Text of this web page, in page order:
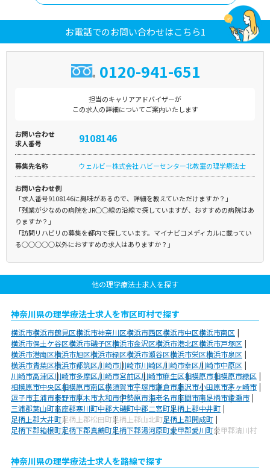
お電話でのお問い合わせはこちら1
0120-941-651
担当のキャリアアドバイザーが
この求人の詳細についてご案内いたします
お問い合わせ
求人番号
9108146
募集先名称 ウェルビー株式会社 ハビーセンター北教室の理学療法士
お問い合わせ例
「求人番号9108146に興味があるので、詳細を教えていただけますか？」
「残業が少なめの病院をJR○○線の沿線で探していますが、おすすめの病院はあ
りますか？」
「訪問リハビリの募集を都内で探しています。マイナビコメディカルに載ってい
る○○○○○以外におすすめの求人はありますか？」
他の理学療法士求人を探す
神奈川県の理学療法士求人を市区町村で探す
横浜市横浜市鶴見区横浜市神奈川区横浜市西区横浜市中区横浜市南区
横浜市保土ケ谷区横浜市磯子区横浜市金沢区横浜市港北区横浜市戸塚区
横浜市港南区横浜市旭区横浜市緑区横浜市瀬谷区横浜市栄区横浜市泉区
横浜市青葉区横浜市都筑区川崎市川崎市川崎区川崎市幸区川崎市中原区
川崎市高津区川崎市多摩区川崎市宮前区川崎市麻生区相模原市相模原市緑区
相模原市中央区相模原市南区横須賀市平塚市鎌倉市藤沢市小田原市茅ヶ崎市
逗子市三浦市秦野市厚木市大和市伊勢原市海老名市座間市南足柄市綾瀬市
三浦郡葉山町高座郡寒川町中郡大磯町中郡二宮町足柄上郡中井町
足柄上郡大井町足柄上郡松田町足柄上郡山北町足柄上郡開成町
足柄下郡箱根町足柄下郡真鶴町足柄下郡湯河原町愛甲郡愛川町愛甲郡清川村
神奈川県の理学療法士求人を路線で探す